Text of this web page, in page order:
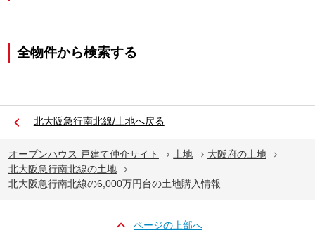
全物件から検索する
北大阪急行南北線/土地へ戻る
オープンハウス 戸建て仲介サイト 土地
大阪府の土地
北大阪急行南北線の土地
北大阪急行南北線の6,000万円台の土地購入情報
ページの上部へ